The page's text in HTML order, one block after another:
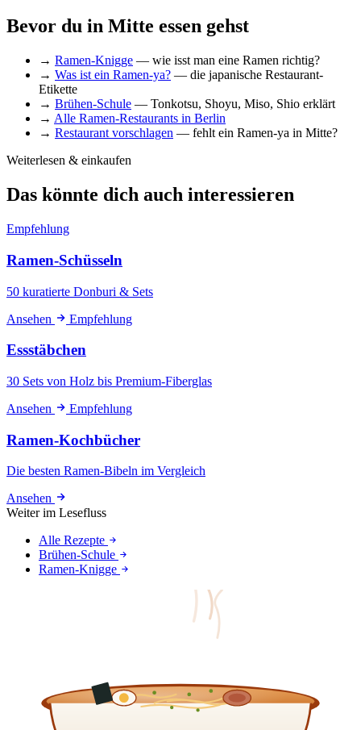
Bevor du in Mitte essen gehst
→ Ramen-Knigge — wie isst man eine Ramen richtig?
→ Was ist ein Ramen-ya? — die japanische Restaurant-
Etikette
→ Brühen-Schule — Tonkotsu, Shoyu, Miso, Shio erklärt
→ Alle Ramen-Restaurants in Berlin
→ Restaurant vorschlagen — fehlt ein Ramen-ya in Mitte?
Weiterlesen & einkaufen
Das könnte dich auch interessieren
Empfehlung
Ramen-Schüsseln
50 kuratierte Donburi & Sets
Ansehen
Empfehlung
Essstäbchen
30 Sets von Holz bis Premium-Fiberglas
Ansehen
Empfehlung
Ramen-Kochbücher
Die besten Ramen-Bibeln im Vergleich
Ansehen
Weiter im Lesefluss
Alle Rezepte
Brühen-Schule
Ramen-Knigge